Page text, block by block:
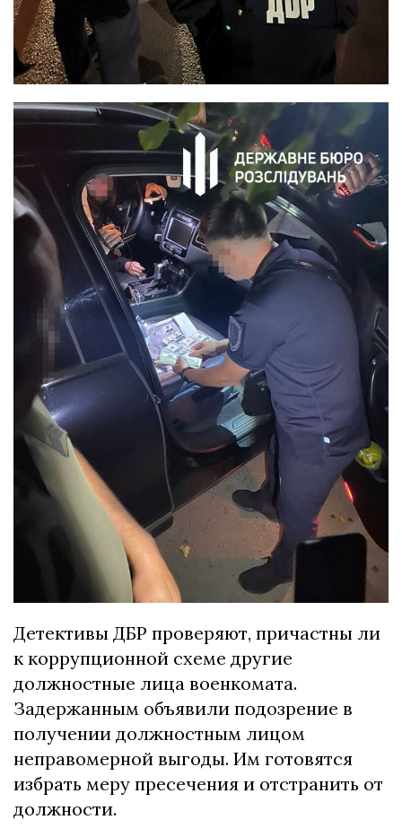
Детективы ДБР проверяют, причастны ли
к коррупционной схеме другие
должностные лица военкомата.
Задержанным объявили подозрение в
получении должностным лицом
неправомерной выгоды. Им готовятся
избрать меру пресечения и отстранить от
должности.